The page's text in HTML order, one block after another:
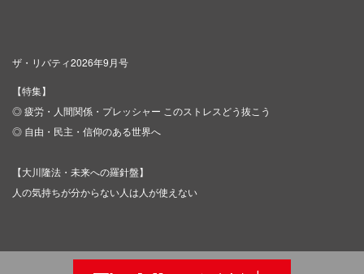
ザ・リバティ2026年9月号
【特集】
◎ 疲労・人間関係・プレッシャー このストレスどう抜こう
◎ 自由・民主・信仰のある世界へ
【大川隆法・未来への羅針盤】
人の気持ちが分からない人は人が使えない